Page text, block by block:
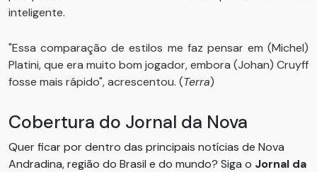
inteligente.
"Essa comparação de estilos me faz pensar em (Michel)
Platini, que era muito bom jogador, embora (Johan) Cruyff
fosse mais rápido", acrescentou. (Terra)
Cobertura do Jornal da Nova
Quer ficar por dentro das principais notícias de Nova
Andradina, região do Brasil e do mundo? Siga o Jornal da